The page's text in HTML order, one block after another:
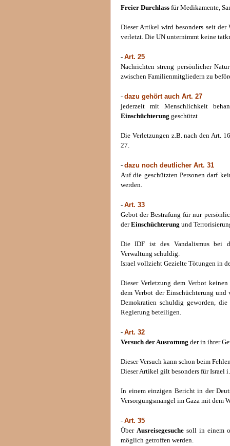
Freier Durchlass für Medikamente,
Dieser Artikel wird besonders seit der
verletzt. Die UN unternimmt keine
- Art. 25
Nachrichten streng persönlicher
zwischen Familienmitgliedern zu
- dazu gehört auch Art. 27
jederzeit mit Menschlichkeit
Einschüchterung geschützt
Die Verletzungen z.B. nach den Art.
27.
- dazu noch deutlicher Art. 31
Auf die geschützten Personen darf
werden.
- Art. 33
Gebot der Bestrafung für nur
derEinschüchterung und
Die IDF ist des Vandalismus bei
Verwaltung schuldig.
Israel vollzieht Gezielte Tötungen in
Dieser Verletzung dem Verbot
dem Verbot der Einschüchterung
Demokratien schuldig geworden,
Regierung beteiligen.
- Art. 32
Versuch der Ausrottung der in ihrer
Dieser Versuch kann schon beim
Dieser Artikel gilt besonders für Israel
In einem einzigen Bericht in der
Versorgungsmangel im Gaza mit dem
- Art. 35
ÜberAusreisegesuche soll in einem
möglich getroffen werden.